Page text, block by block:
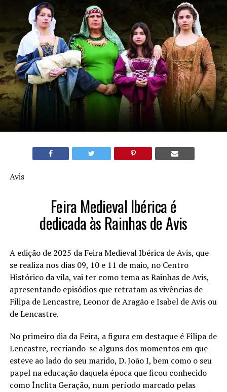
Avis
Feira Medieval Ibérica é
dedicada às Rainhas de Avis
A edição de 2025 da Feira Medieval Ibérica de Avis, que
se realiza nos dias 09, 10 e 11 de maio, no Centro
Histórico da vila, vai ter como tema as Rainhas de Avis,
apresentando episódios que retratam as vivências de
Filipa de Lencastre, Leonor de Aragão e Isabel de Avis ou
de Lencastre.
No primeiro dia da Feira, a figura em destaque é Filipa de
Lencastre, recriando-se alguns dos momentos em que
esteve ao lado do seu marido, D. João I, bem como o seu
papel na educação daquela época que ficou conhecido
como Ínclita Geração, num período marcado pelas